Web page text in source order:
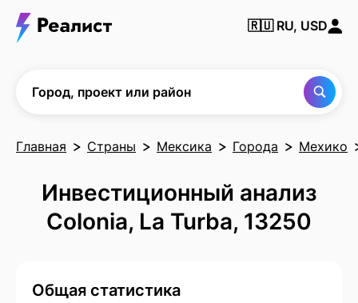
🇷🇺 RU, USD
Город, проект или район
Главная Страны Мексика Города Мехико
Инвестиционный анализ
Colonia, La Turba, 13250
Общая статистика